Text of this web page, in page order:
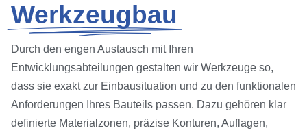
Werkzeugbau
Durch den engen Austausch mit Ihren
Entwicklungsabteilungen gestalten wir Werkzeuge so,
dass sie exakt zur Einbausituation und zu den funktionalen
Anforderungen Ihres Bauteils passen. Dazu gehören klar
definierte Materialzonen, präzise Konturen, Auflagen,